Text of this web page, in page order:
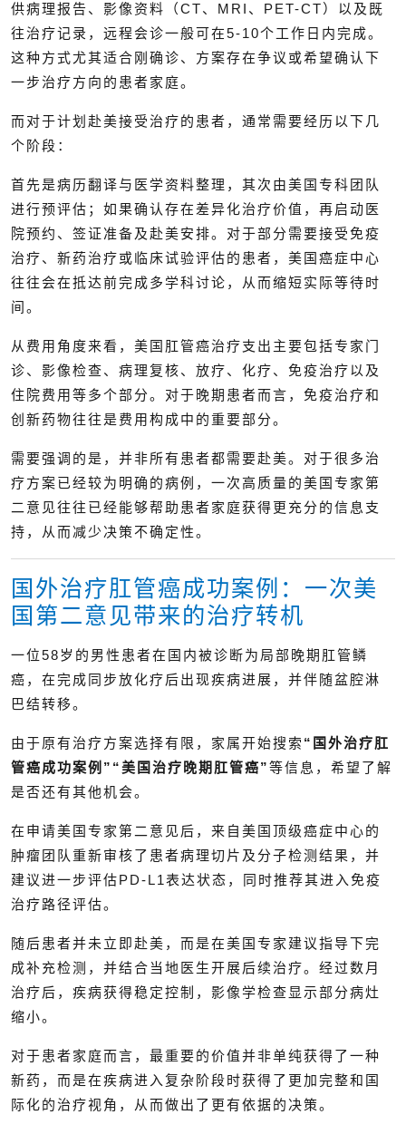
供病理报告、影像资料（CT、MRI、PET-CT）以及既
往治疗记录，远程会诊一般可在5-10个工作日内完成。
这种方式尤其适合刚确诊、方案存在争议或希望确认下
一步治疗方向的患者家庭。
而对于计划赴美接受治疗的患者，通常需要经历以下几
个阶段：
首先是病历翻译与医学资料整理，其次由美国专科团队
进行预评估；如果确认存在差异化治疗价值，再启动医
院预约、签证准备及赴美安排。对于部分需要接受免疫
治疗、新药治疗或临床试验评估的患者，美国癌症中心
往往会在抵达前完成多学科讨论，从而缩短实际等待时
间。
从费用角度来看，美国肛管癌治疗支出主要包括专家门
诊、影像检查、病理复核、放疗、化疗、免疫治疗以及
住院费用等多个部分。对于晚期患者而言，免疫治疗和
创新药物往往是费用构成中的重要部分。
需要强调的是，并非所有患者都需要赴美。对于很多治
疗方案已经较为明确的病例，一次高质量的美国专家第
二意见往往已经能够帮助患者家庭获得更充分的信息支
持，从而减少决策不确定性。
国外治疗肛管癌成功案例：一次美
国第二意见带来的治疗转机
一位58岁的男性患者在国内被诊断为局部晚期肛管鳞
癌，在完成同步放化疗后出现疾病进展，并伴随盆腔淋
巴结转移。
由于原有治疗方案选择有限，家属开始搜索 “国外治疗肛
管癌成功案例”“美国治疗晚期肛管癌”等信息，希望了解
是否还有其他机会。
在申请美国专家第二意见后，来自美国顶级癌症中心的
肿瘤团队重新审核了患者病理切片及分子检测结果，并
建议进一步评估PD-L1表达状态，同时推荐其进入免疫
治疗路径评估。
随后患者并未立即赴美，而是在美国专家建议指导下完
成补充检测，并结合当地医生开展后续治疗。经过数月
治疗后，疾病获得稳定控制，影像学检查显示部分病灶
缩小。
对于患者家庭而言，最重要的价值并非单纯获得了一种
新药，而是在疾病进入复杂阶段时获得了更加完整和国
际化的治疗视角，从而做出了更有依据的决策。